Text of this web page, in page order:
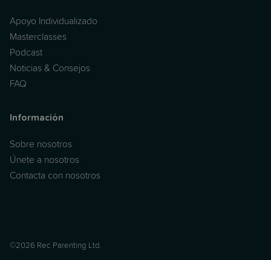
Apoyo Individualizado
Masterclasses
Podcast
Noticias & Consejos
FAQ
Información
Sobre nosotros
Únete a nosotros
Contacta con nosotros
©2026 Rec Parenting Ltd.